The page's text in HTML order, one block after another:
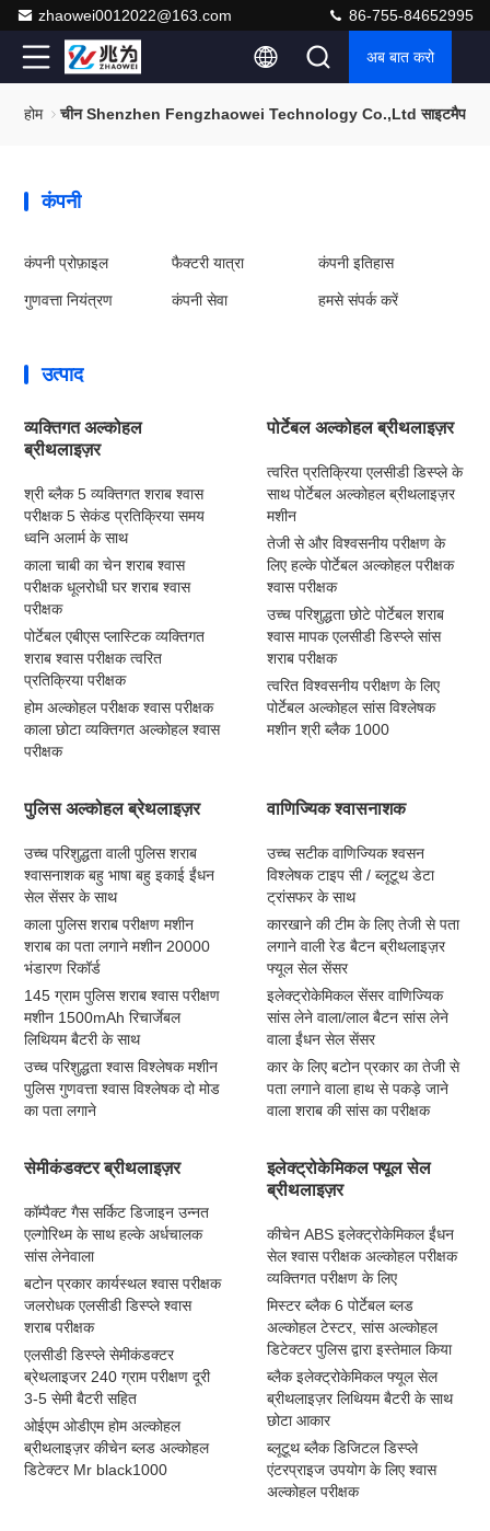
zhaowei0012022@163.com 86-755-84652995
अब बात करो
होम चीन Shenzhen Fengzhaowei Technology Co.,Ltd साइटमैप
कंपनी
कंपनी प्रोफ़ाइल फैक्टरी यात्रा कंपनी इतिहास
गुणवत्ता नियंत्रण कंपनी सेवा हमसे संपर्क करें
उत्पाद
व्यक्तिगत अल्कोहल
ब्रीथलाइज़र
श्री ब्लैक 5 व्यक्तिगत शराब श्वास
परीक्षक 5 सेकंड प्रतिक्रिया समय
ध्वनि अलार्म के साथ
काला चाबी का चेन शराब श्वास
परीक्षक धूलरोधी घर शराब श्वास
परीक्षक
पोर्टेबल एबीएस प्लास्टिक व्यक्तिगत
शराब श्वास परीक्षक त्वरित
प्रतिक्रिया परीक्षक
होम अल्कोहल परीक्षक श्वास परीक्षक
काला छोटा व्यक्तिगत अल्कोहल श्वास
परीक्षक
पोर्टेबल अल्कोहल ब्रीथलाइज़र
त्वरित प्रतिक्रिया एलसीडी डिस्प्ले के
साथ पोर्टेबल अल्कोहल ब्रीथलाइज़र
मशीन
तेजी से और विश्वसनीय परीक्षण के
लिए हल्के पोर्टेबल अल्कोहल परीक्षक
श्वास परीक्षक
उच्च परिशुद्धता छोटे पोर्टेबल शराब
श्वास मापक एलसीडी डिस्प्ले सांस
शराब परीक्षक
त्वरित विश्वसनीय परीक्षण के लिए
पोर्टेबल अल्कोहल सांस विश्लेषक
मशीन श्री ब्लैक 1000
पुलिस अल्कोहल ब्रेथलाइज़र
उच्च परिशुद्धता वाली पुलिस शराब
श्वासनाशक बहु भाषा बहु इकाई ईंधन
सेल सेंसर के साथ
काला पुलिस शराब परीक्षण मशीन
शराब का पता लगाने मशीन 20000
भंडारण रिकॉर्ड
145 ग्राम पुलिस शराब श्वास परीक्षण
मशीन 1500mAh रिचार्जेबल
लिथियम बैटरी के साथ
उच्च परिशुद्धता श्वास विश्लेषक मशीन
पुलिस गुणवत्ता श्वास विश्लेषक दो मोड
का पता लगाने
वाणिज्यिक श्वासनाशक
उच्च सटीक वाणिज्यिक श्वसन
विश्लेषक टाइप सी / ब्लूटूथ डेटा
ट्रांसफर के साथ
कारखाने की टीम के लिए तेजी से पता
लगाने वाली रेड बैटन ब्रीथलाइज़र
फ्यूल सेल सेंसर
इलेक्ट्रोकेमिकल सेंसर वाणिज्यिक
सांस लेने वाला/लाल बैटन सांस लेने
वाला ईंधन सेल सेंसर
कार के लिए बटोन प्रकार का तेजी से
पता लगाने वाला हाथ से पकड़े जाने
वाला शराब की सांस का परीक्षक
सेमीकंडक्टर ब्रीथलाइज़र
कॉम्पैक्ट गैस सर्किट डिजाइन उन्नत
एल्गोरिथ्म के साथ हल्के अर्धचालक
सांस लेनेवाला
बटोन प्रकार कार्यस्थल श्वास परीक्षक
जलरोधक एलसीडी डिस्प्ले श्वास
शराब परीक्षक
एलसीडी डिस्प्ले सेमीकंडक्टर
ब्रेथलाइजर 240 ग्राम परीक्षण दूरी
3-5 सेमी बैटरी सहित
ओईएम ओडीएम होम अल्कोहल
ब्रीथलाइज़र कीचेन ब्लड अल्कोहल
डिटेक्टर Mr black1000
इलेक्ट्रोकेमिकल फ्यूल सेल
ब्रीथलाइज़र
कीचेन ABS इलेक्ट्रोकेमिकल ईंधन
सेल श्वास परीक्षक अल्कोहल परीक्षक
व्यक्तिगत परीक्षण के लिए
मिस्टर ब्लैक 6 पोर्टेबल ब्लड
अल्कोहल टेस्टर, सांस अल्कोहल
डिटेक्टर पुलिस द्वारा इस्तेमाल किया
ब्लैक इलेक्ट्रोकेमिकल फ्यूल सेल
ब्रीथलाइज़र लिथियम बैटरी के साथ
छोटा आकार
ब्लूटूथ ब्लैक डिजिटल डिस्प्ले
एंटरप्राइज उपयोग के लिए श्वास
अल्कोहल परीक्षक